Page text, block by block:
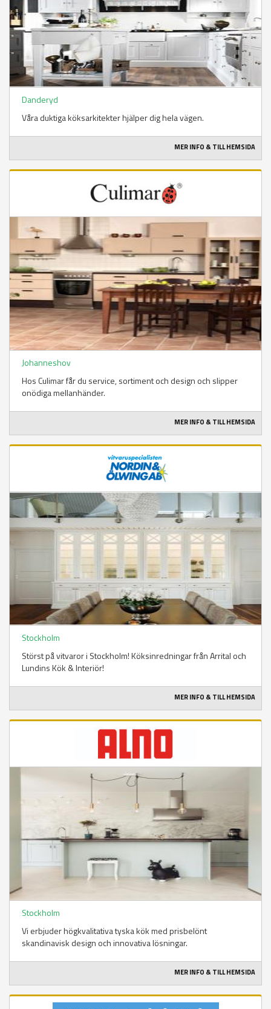
Danderyd
Våra duktiga köksarkitekter hjälper dig hela vägen.
MER INFO & TILL HEMSIDA
Johanneshov
Hos Culimar får du service, sortiment och design och slipper
onödiga mellanhänder.
MER INFO & TILL HEMSIDA
Stockholm
Störst på vitvaror i Stockholm! Köksinredningar från Arrital och
Lundins Kök & Interiör!
MER INFO & TILL HEMSIDA
Stockholm
Vi erbjuder högkvalitativa tyska kök med prisbelönt
skandinavisk design och innovativa lösningar.
MER INFO & TILL HEMSIDA